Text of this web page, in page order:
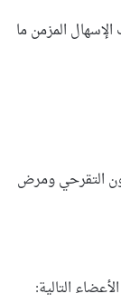
المزمن ما
التقرحي ومرض
التالية: